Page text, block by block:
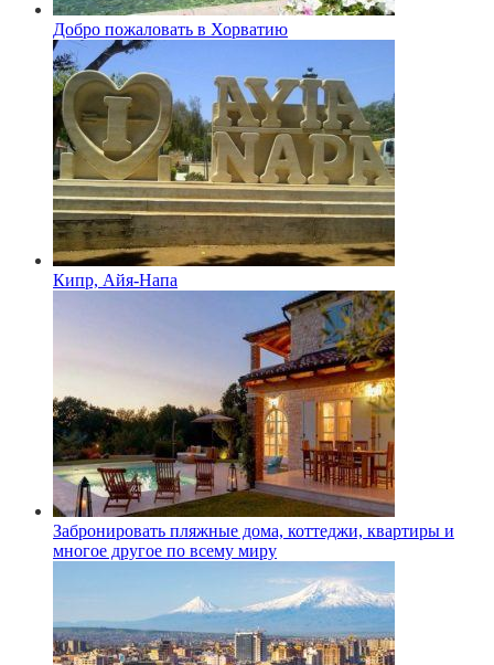
Добро пожаловать в Хорватию
Кипр, Айя-Напа
Забронировать пляжные дома, коттеджи, квартиры и
многое другое по всему миру